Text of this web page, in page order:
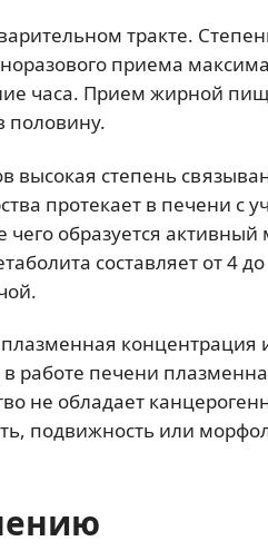
тракте.
приема
часа. Прием жирной
половину.
высокая степень
протекает в печени с
чего образуется
составляет от 4
концентрация
работе печени
не обладает
подвижность или